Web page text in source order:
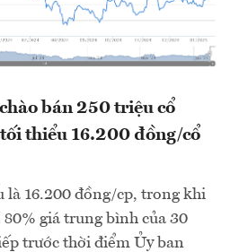
bán 250 triệu cổ
thiểu 16.200 đồng/cổ
là 16.200 đồng/cp, trong khi
giá trung bình của 30
trước thời điểm Ủy ban